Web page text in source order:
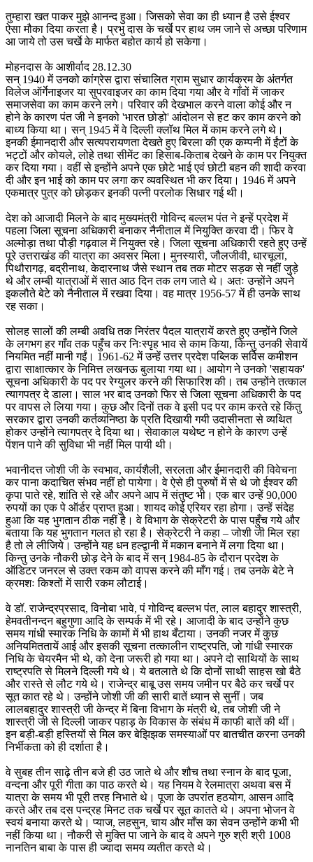
तुम्हारा खत पाकर मुझे आनन्द हुआ। जिसको सेवा का ही ध्यान है उसे ईश्वर
ऐसा मौका दिया करता है। प्रभु दास के चर्खे पर हाथ जम जाने से अच्छा परिणाम
आ जाये तो उस चर्खे के मार्फत बहोत कार्य हो सकेगा।
मोहनदास के आशीर्वाद 28.12.30
सन् 1940 में उनको कांग्रेस द्वारा संचालित ग्राम सुधार कार्यक्रम के अंतर्गत
विलेज ऑर्गेनाइजर या सुपरवाइजर का काम दिया गया और वे गाँवों में जाकर
समाजसेवा का काम करने लगे। परिवार की देखभाल करने वाला कोई और न
होने के कारण पंत जी ने इनको 'भारत छोड़ो' आंदोलन से हट कर काम करने को
बाध्य किया था। सन् 1945 में वे दिल्ली क्लॉथ मिल में काम करने लगे थे।
इनकी ईमानदारी और सत्यपरायणता देखते हुए बिरला की एक कम्पनी में ईंटों के
भट्टों और कोयले, लोहे तथा सीमेंट का हिसाब-किताब देखने के काम पर नियुक्त
कर दिया गया। वहीं से इन्होंने अपने एक छोटे भाई एवं छोटी बहन की शादी करवा
दी और इन भाई को काम पर लगा कर व्यवस्थित भी कर दिया। 1946 में अपने
एकमात्र पुत्र को छोड़कर इनकी पत्नी परलोक सिधार गई थी।
देश को आजादी मिलने के बाद मुख्यमंत्री गोविन्द बल्लभ पंत ने इन्हें प्रदेश में
पहला जिला सूचना अधिकारी बनाकर नैनीताल में नियुक्ति करवा दी। फिर वे
अल्मोड़ा तथा पौड़ी गढ़वाल में नियुक्त रहे। जिला सूचना अधिकारी रहते हुए उन्हें
पूरे उत्तराखंड की यात्रा का अवसर मिला। मुनस्यारी, जौलजीवी, धारचूला,
पिथौरागढ़, बद्रीनाथ, केदारनाथ जैसे स्थान तब तक मोटर सड़क से नहीं जुड़े
थे और लम्बी यात्राओं में सात आठ दिन तक लग जाते थे। अतः उन्होंने अपने
इकलौते बेटे को नैनीताल में रखवा दिया। वह मात्र 1956-57 में ही उनके साथ
रह सका।
सोलह सालों की लम्बी अवधि तक निरंतर पैदल यात्रायें करते हुए उन्होंने जिले
के लगभग हर गाँव तक पहुँच कर निःस्पृह भाव से काम किया, किन्तु उनकी सेवायें
नियमित नहीं मानी गईं। 1961-62 में उन्हें उत्तर प्रदेश पब्लिक सर्विस कमीशन
द्वारा साक्षात्कार के निमित्त लखनऊ बुलाया गया था। आयोग ने उनको 'सहायक'
सूचना अधिकारी के पद पर रेग्युलर करने की सिफारिश की। तब उन्होंने तत्काल
त्यागपत्र दे डाला। साल भर बाद उनको फिर से जिला सूचना अधिकारी के पद
पर वापस ले लिया गया। कुछ और दिनों तक वे इसी पद पर काम करते रहे किंतु
सरकार द्वारा उनकी कर्तव्यनिष्ठा के प्रति दिखायी गयी उदासीनता से व्यथित
होकर उन्होंने त्यागपत्र दे दिया था। सेवाकाल यथेष्ट न होने के कारण उन्हें
पेंशन पाने की सुविधा भी नहीं मिल पायी थी।
भवानीदत्त जोशी जी के स्वभाव, कार्यशैली, सरलता और ईमानदारी की विवेचना
कर पाना कदाचित संभव नहीं हो पायेगा। वे ऐसे ही पुरुषों में से थे जो ईश्वर की
कृपा पाते रहे, शांति से रहे और अपने आप में संतुष्ट भी। एक बार उन्हें 90,000
रुपयों का एक पे ऑर्डर प्राप्त हुआ। शायद कोई एरियर रहा होगा। उन्हें संदेह
हुआ कि यह भुगतान ठीक नहीं है। वे विभाग के सेक्रेटरी के पास पहुँच गये और
बताया कि यह भुगतान गलत हो रहा है। सेक्रेटरी ने कहा – जोशी जी मिल रहा
है तो ले लीजिये। उन्होंने यह धन हल्द्वानी में मकान बनाने में लगा दिया था।
किन्तु उनके नौकरी छोड़ देने के बाद में सन् 1984-85 के दौरान प्रदेश के
ऑडिटर जनरल से उक्त रकम को वापस करने की माँग गई। तब उनके बेटे ने
क्रमशः किश्तों में सारी रकम लौटाई।
वे डॉ. राजेन्द्रप्रसाद, विनोबा भावे, पं गोविन्द बल्लभ पंत, लाल बहादुर शास्त्री,
हेमवतीनन्दन बहुगुणा आदि के सम्पर्क में भी रहे। आजादी के बाद उन्होंने कुछ
समय गांधी स्मारक निधि के कामों में भी हाथ बँटाया। उनकी नजर में कुछ
अनियमिततायें आई और इसकी सूचना तत्कालीन राष्ट्रपति, जो गांधी स्मारक
निधि के चेयरमैन भी थे, को देना जरूरी हो गया था। अपने दो साथियों के साथ
राष्ट्रपति से मिलने दिल्ली गये थे। ये बतलाते थे कि दोनों साथी साहस खो बैठे
और रास्ते से लौट गये थे। राजेन्द्र बाबू उस समय जमीन पर बैठे कर चर्खे पर
सूत कात रहे थे। उन्होंने जोशी जी की सारी बातें ध्यान से सुनीं। जब
लालबहादुर शास्त्री जी केन्द्र में बिना विभाग के मंत्री थे, तब जोशी जी ने
शास्त्री जी से दिल्ली जाकर पहाड़ के विकास के संबंध में काफी बातें की थीं।
इन बड़ी-बड़ी हस्तियों से मिल कर बेझिझक समस्याओं पर बातचीत करना उनकी
निर्भीकता को ही दर्शाता है।
वे सुबह तीन साढ़े तीन बजे ही उठ जाते थे और शौच तथा स्नान के बाद पूजा,
वन्दना और पूरी गीता का पाठ करते थे। यह नियम वे रेलमात्रा अथवा बस में
यात्रा के समय भी पूरी तरह निभाते थे। पूजा के उपरांत हठयोग, आसन आदि
करते और तब दस पन्द्रह मिनट तक चर्खे पर सूत कातते थे। अपना भोजन वे
स्वयं बनाया करते थे। प्याज, लहसुन, चाय और माँस का सेवन उन्होंने कभी भी
नहीं किया था। नौकरी से मुक्ति पा जाने के बाद वे अपने गुरु श्री श्री 1008
नानतिन बाबा के पास ही ज्यादा समय व्यतीत करते थे।